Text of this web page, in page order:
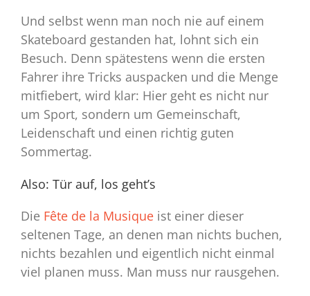
Und selbst wenn man noch nie auf einem
Skateboard gestanden hat, lohnt sich ein
Besuch. Denn spätestens wenn die ersten
Fahrer ihre Tricks auspacken und die Menge
mitfiebert, wird klar: Hier geht es nicht nur
um Sport, sondern um Gemeinschaft,
Leidenschaft und einen richtig guten
Sommertag.
Also: Tür auf, los geht’s
Die Fête de la Musiqueist einer dieser
seltenen Tage, an denen man nichts buchen,
nichts bezahlen und eigentlich nicht einmal
viel planen muss. Man muss nur rausgehen.